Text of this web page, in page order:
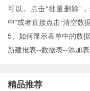
可以。点击“批量删除”
中”或者直接点击“清空数
5、如何显示表单中的数
新建报表--数据表--添加
精品推荐